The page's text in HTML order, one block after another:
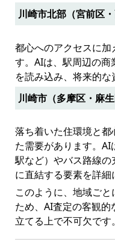
川崎市北部（宮前区・
都心へのアクセスに
す。AIは、駅周辺の
を読み込み、将来的な
川崎市（多摩区・麻生
落ち着いた住環境と
た需要があります。
駅など）やバス路線
に直結する要素を詳細
このように、地域ご
ため、AI査定の客観
立てる上で不可欠です。